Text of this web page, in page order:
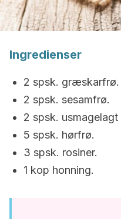
Ingredienser
2 spsk. græskarfrø.
2 spsk. sesamfrø.
2 spsk. usmagelagt
5 spsk. hørfrø.
3 spsk. rosiner.
1 kop honning.